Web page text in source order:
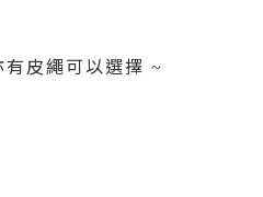
皮繩可以選擇 ~